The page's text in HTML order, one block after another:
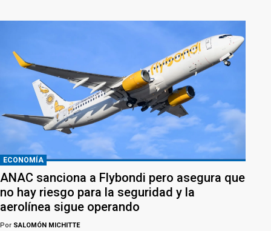
ECONOMÍA
ANAC sanciona a Flybondi pero asegura que
no hay riesgo para la seguridad y la
aerolínea sigue operando
Por SALOMÓN MICHITTE